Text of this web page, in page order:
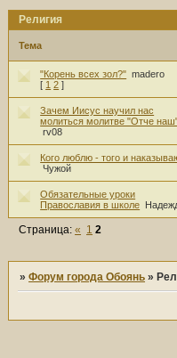
Религия
Тема
"Корень всех зол?" madero
[ 1 2 ]
Зачем Иисус научил нас
молиться молитве "Отче
rv08
Кого люблю - того и
Чужой
Обязательные уроки
Православия в школе
Страница:« 1 2
»Форум города Обоянь »